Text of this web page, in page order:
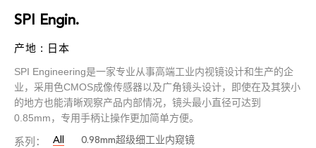
SPI Engin.
产地 : 日本
SPI Engineering是一家专业从事高端工业内视镜设计和生产的企
业，采用色CMOS成像传感器以及广角镜头设计，即使在及其狭小
的地方也能清晰观察产品内部情况，镜头最小直径可达到
0.85mm，专用手柄让操作更加简单方便。
系列： All
0.98mm超级细工业内窥镜